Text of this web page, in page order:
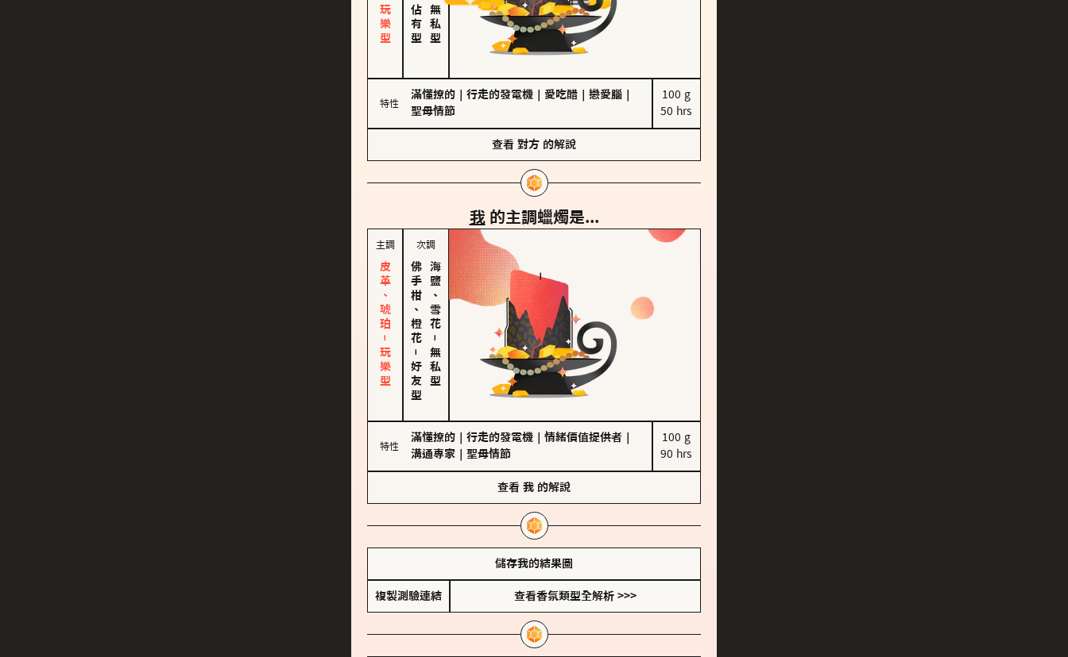
佔有型無私型
特性
滿懂撩的 行走的發電機 愛吃醋 戀愛腦
聖母情節
100 g
50 hrs
查看 對方 的解說
我 的主調蠟燭是...
主調
皮革、琥珀－玩樂型
次調
佛手柑、橙花
－
好友型
海鹽、雪花
－
無私型
特性
滿懂撩的 行走的發電機 情緒價值提供者
溝通專家
聖母情節
100 g
90 hrs
查看 我 的解說
儲存我的結果圖
複製測驗連結 查看香氛類型全解析 >>>